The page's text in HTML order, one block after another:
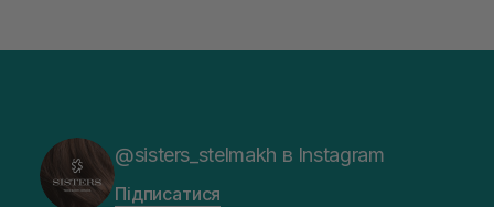
@sisters_stelmakh в Instagram
Підписатися